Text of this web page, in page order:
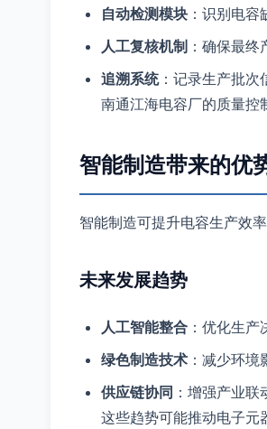
自动检测模块 ：识别电容
人工复核机制 ：确保最终
追溯系统：记录生产批次
南通江海电容厂的质量控
智能制造带来的优
智能制造可提升电容生产效
未来发展趋势
人工智能整合 ：优化生产
绿色制造技术 ：减少环境
供应链协同 ：增强产业联
这些趋势可能推动电子元